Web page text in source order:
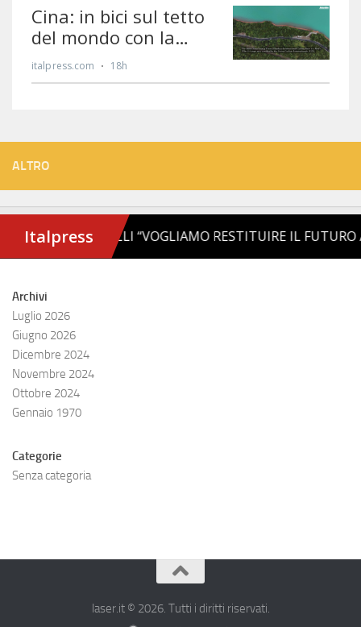
ALTRO
Archivi
Luglio 2026
Giugno 2026
Dicembre 2024
Novembre 2024
Ottobre 2024
Gennaio 1970
Categorie
Senza categoria
laser.it © 2026. Tutti i diritti riservati.